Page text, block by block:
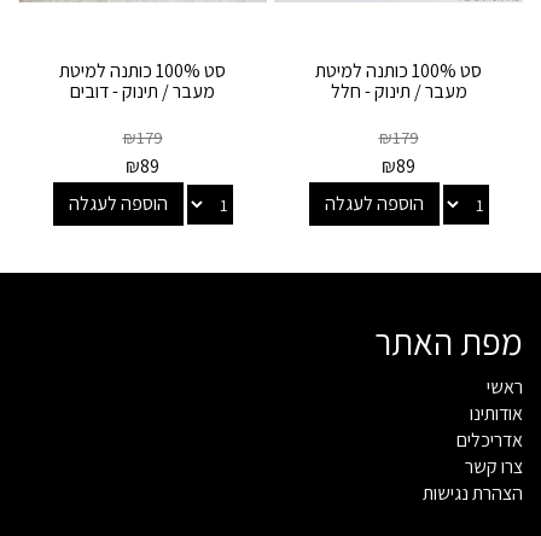
סט 100% כותנה למיטת
מעבר / תינוק - חלל
₪179
₪89
הוספה לעגלה
סט 100% כותנה למיטת
מעבר / תינוק - דובים
₪179
₪89
הוספה לעגלה
מפת האתר
ראשי
אודותינו
אדריכלים
צרו קשר
הצהרת נגישות